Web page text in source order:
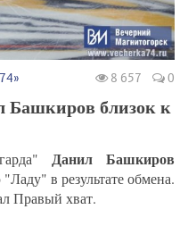
8 657 0
близок к
Данил Башкиров
в результате обмена.
Правый хват.